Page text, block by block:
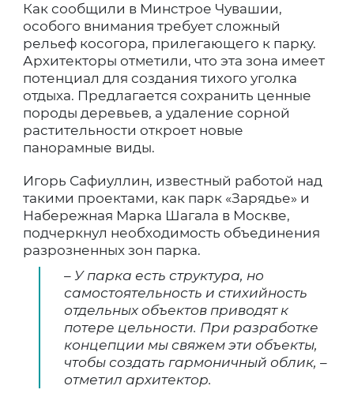
Как сообщили в Минстрое Чувашии,
особого внимания требует сложный
рельеф косогора, прилегающего к парку.
Архитекторы отметили, что эта зона имеет
потенциал для создания тихого уголка
отдыха. Предлагается сохранить ценные
породы деревьев, а удаление сорной
растительности откроет новые
панорамные виды.
Игорь Сафиуллин, известный работой над
такими проектами, как парк «Зарядье» и
Набережная Марка Шагала в Москве,
подчеркнул необходимость объединения
разрозненных зон парка.
– У парка есть структура, но
самостоятельность и стихийность
отдельных объектов приводят к
потере цельности. При разработке
концепции мы свяжем эти объекты,
чтобы создать гармоничный облик, –
отметил архитектор.